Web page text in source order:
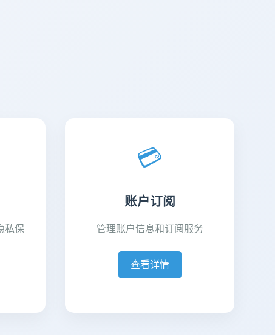
私保
💳
账户订阅
管理账户信息和订阅服务
查看详情